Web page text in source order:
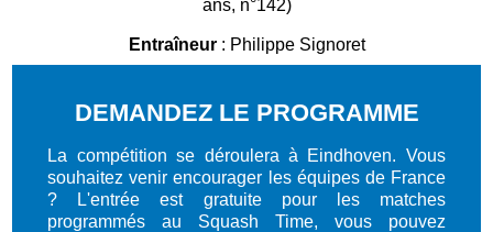
ans, n°142)
Entraîneur: Philippe Signoret
DEMANDEZ LE PROGRAMME
La compétition se déroulera à Eindhoven. Vous
souhaitez venir encourager les équipes de France
? L'entrée est gratuite pour les matches
programmés au Squash Time, vous pouvez